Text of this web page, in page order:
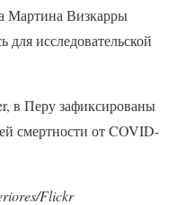
Мартина Визкарры
для исследовательской
в Перу зафиксированы
смертности от COVID-
Flickr